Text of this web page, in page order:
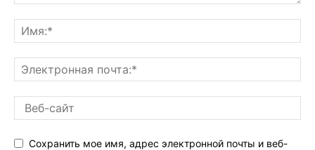
Сохранить мое имя, адрес электронной почты и веб-